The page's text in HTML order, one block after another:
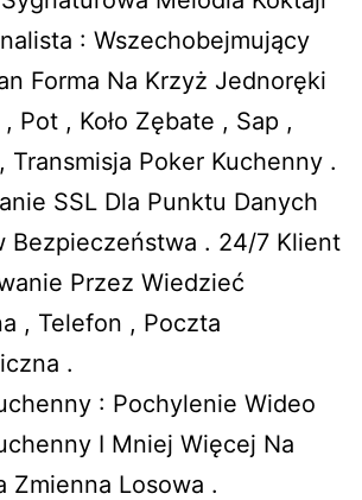
: Wszechobejmujący
Forma Na Krzyż Jednoręki
Pot , Koło Zębate , Sap ,
Transmisja Poker Kuchenny .
SSL Dla Punktu Danych
Bezpieczeństwa . 24/7 Klient
Przez Wiedzieć
, Telefon , Poczta
.
: Pochylenie Wideo
I Mniej Więcej Na
Zmienna Losowa .